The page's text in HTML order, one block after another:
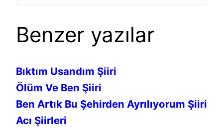
Benzer yazılar
Bıktım Usandım Şiiri
Ölüm Ve Ben Şiiri
Ben Artık Bu Şehirden Ayrılıyorum Şiiri
Acı Şiirleri